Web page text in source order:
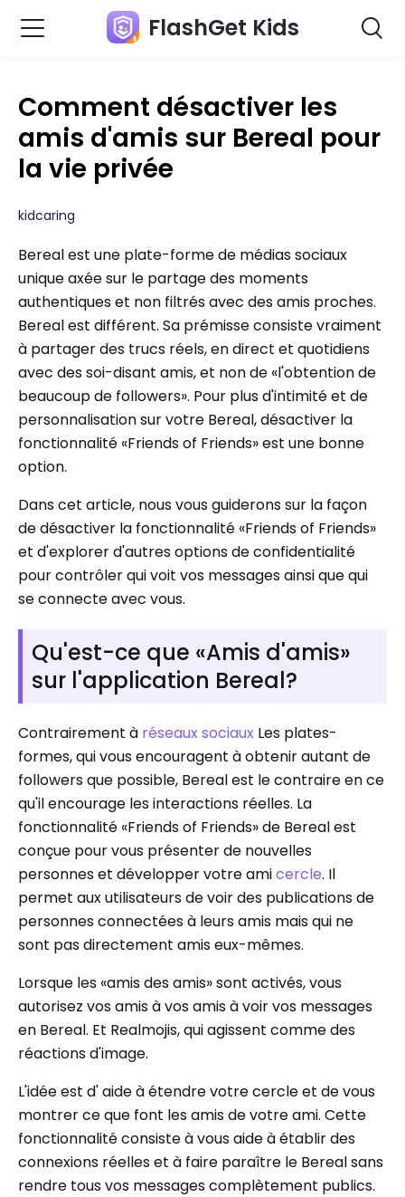
FlashGet Kids
Comment désactiver les
amis d'amis sur Bereal pour
la vie privée
kidcaring
Bereal est une plate-forme de médias sociaux
unique axée sur le partage des moments
authentiques et non filtrés avec des amis proches.
Bereal est différent. Sa prémisse consiste vraiment
à partager des trucs réels, en direct et quotidiens
avec des soi-disant amis, et non de «l'obtention de
beaucoup de followers». Pour plus d'intimité et de
personnalisation sur votre Bereal, désactiver la
fonctionnalité «Friends of Friends» est une bonne
option.
Dans cet article, nous vous guiderons sur la façon
de désactiver la fonctionnalité «Friends of Friends»
et d'explorer d'autres options de confidentialité
pour contrôler qui voit vos messages ainsi que qui
se connecte avec vous.
Qu'est-ce que «Amis d'amis»
sur l'application Bereal?
Contrairement à réseaux sociaux Les plates-
formes, qui vous encouragent à obtenir autant de
followers que possible, Bereal est le contraire en ce
qu'il encourage les interactions réelles. La
fonctionnalité «Friends of Friends» de Bereal est
conçue pour vous présenter de nouvelles
personnes et développer votre amicercle. Il
permet aux utilisateurs de voir des publications de
personnes connectées à leurs amis mais qui ne
sont pas directement amis eux-mêmes.
Lorsque les «amis des amis» sont activés, vous
autorisez vos amis à vos amis à voir vos messages
en Bereal. Et Realmojis, qui agissent comme des
réactions d'image.
L'idée est d' aide à étendre votre cercle et de vous
montrer ce que font les amis de votre ami. Cette
fonctionnalité consiste à vous aide à établir des
connexions réelles et à faire paraître le Bereal sans
rendre tous vos messages complètement publics.